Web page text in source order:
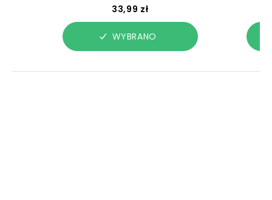
33,99 zł
WYBRANO